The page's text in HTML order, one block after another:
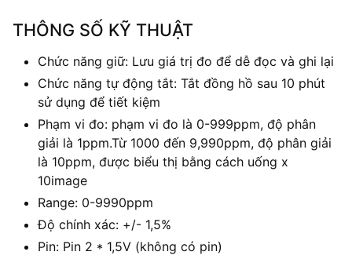
THÔNG SỐ KỸ THUẬT
Chức năng giữ: Lưu giá trị đo để dễ đọc và ghi lại
Chức năng tự động tắt: Tắt đồng hồ sau 10 phút
sử dụng để tiết kiệm
Phạm vi đo: phạm vi đo là 0-999ppm, độ phân
giải là 1ppm.Từ 1000 đến 9,990ppm, độ phân giải
là 10ppm, được biểu thị bằng cách uống x
10image
Range: 0-9990ppm
Độ chính xác: +/- 1,5%
Pin: Pin 2 * 1,5V (không có pin)